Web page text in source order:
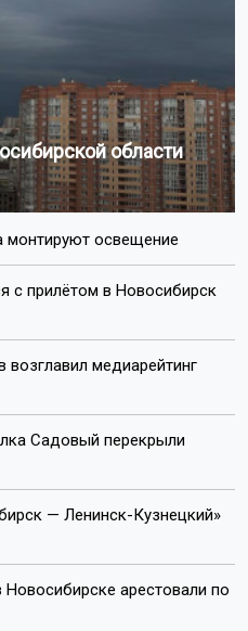
области
монтируют освещение
с прилётом в Новосибирск
медиарейтинг
Садовый перекрыли
— Ленинск-Кузнецкий»
арестовали по